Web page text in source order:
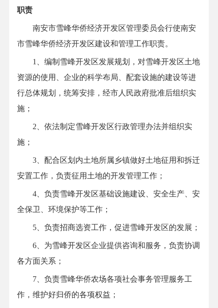
职责
南安市雪峰华侨经济开发区管理委员会行使南安
市雪峰华侨经济开发区建设和管理工作职责。
1、编制雪峰开发区发展规划，对雪峰开发区土地
资源的使用、企业的科学布局、配套设施的建设等进
行总体规划，统筹安排，经市人民政府批准后组织实
施；
2、依法制定雪峰开发区行政管理办法并组织实
施；
3、配合区划内土地所属乡镇做好土地征用和拆迁
安置工作，负责征用土地的开发管理工作；
4、负责雪峰开发区基础设施建设、安全生产、安
全保卫、环境保护等工作；
5、负责招商选资工作，促进雪峰开发区的发展；
6、为雪峰开发区企业提供咨询和服务，负责协调
各方面关系；
7、负责雪峰华侨农场各项社会事务管理服务工
作，维护好归侨的各项权益；